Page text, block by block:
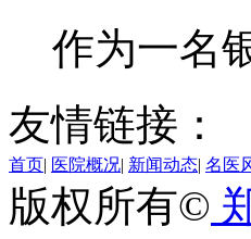
作为一名
友情链接：
首页| 医院概况| 新闻动态| 名医
版权所有©